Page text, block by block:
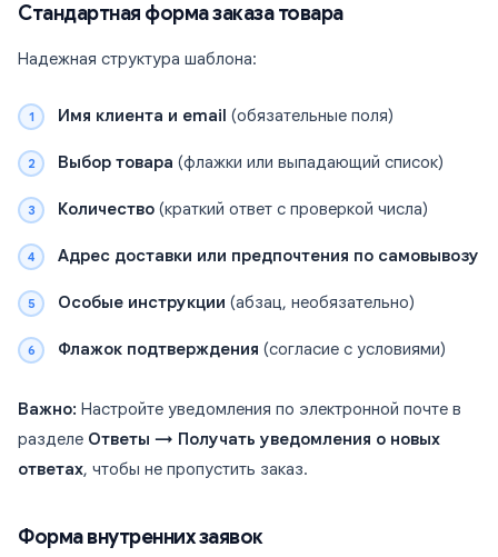
Стандартная форма заказа товара
Надежная структура шаблона:
Имя клиента и email (обязательные поля)
Выбор товара (флажки или выпадающий список)
Количество (краткий ответ с проверкой числа)
Адрес доставки или предпочтения по самовывозу
Особые инструкции (абзац, необязательно)
Флажок подтверждения (согласие с условиями)
Важно: Настройте уведомления по электронной почте в
разделе Ответы → Получать уведомления о новых
ответах, чтобы не пропустить заказ.
Форма внутренних заявок